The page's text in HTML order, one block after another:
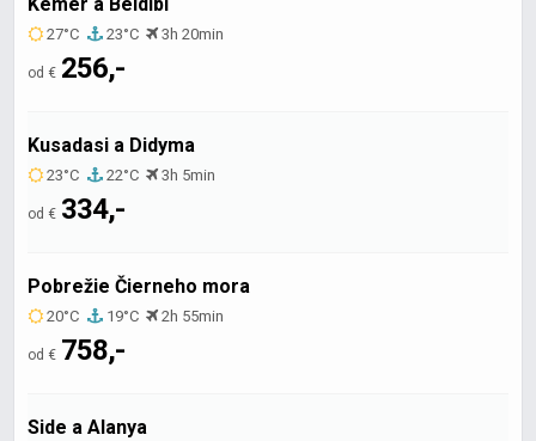
27°C 23°C 3h 20min
od € 256,-
Kusadasi a Didyma
23°C 22°C 3h 5min
od € 334,-
Pobrežie Čierneho mora
20°C 19°C 2h 55min
od € 758,-
Side a Alanya